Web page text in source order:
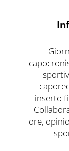
inserto
ore,